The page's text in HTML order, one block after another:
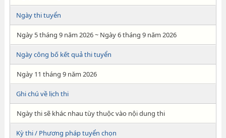
Ngày thi tuyển
Ngày 5 tháng 9 năm 2026 ~ Ngày 6 tháng 9 năm 2026
Ngày công bố kết quả thi tuyển
Ngày 11 tháng 9 năm 2026
Ghi chú về lịch thi
Ngày thi sẽ khác nhau tùy thuộc vào nội dung thi
Kỳ thi / Phương pháp tuyển chọn